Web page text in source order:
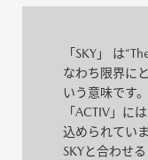
「SKY」 は
なわち限界に
いう意味です。
「ACTIV」に
込められていま
SKYと合わせ